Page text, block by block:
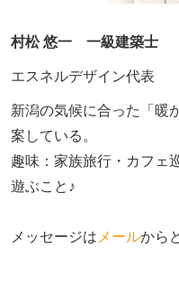
村松 悠一 一級建築士
エスネルデザイン代表
新潟の気候に合った「暖
案している。
趣味：家族旅行・カフェ
遊ぶこと♪
メッセージは メールから